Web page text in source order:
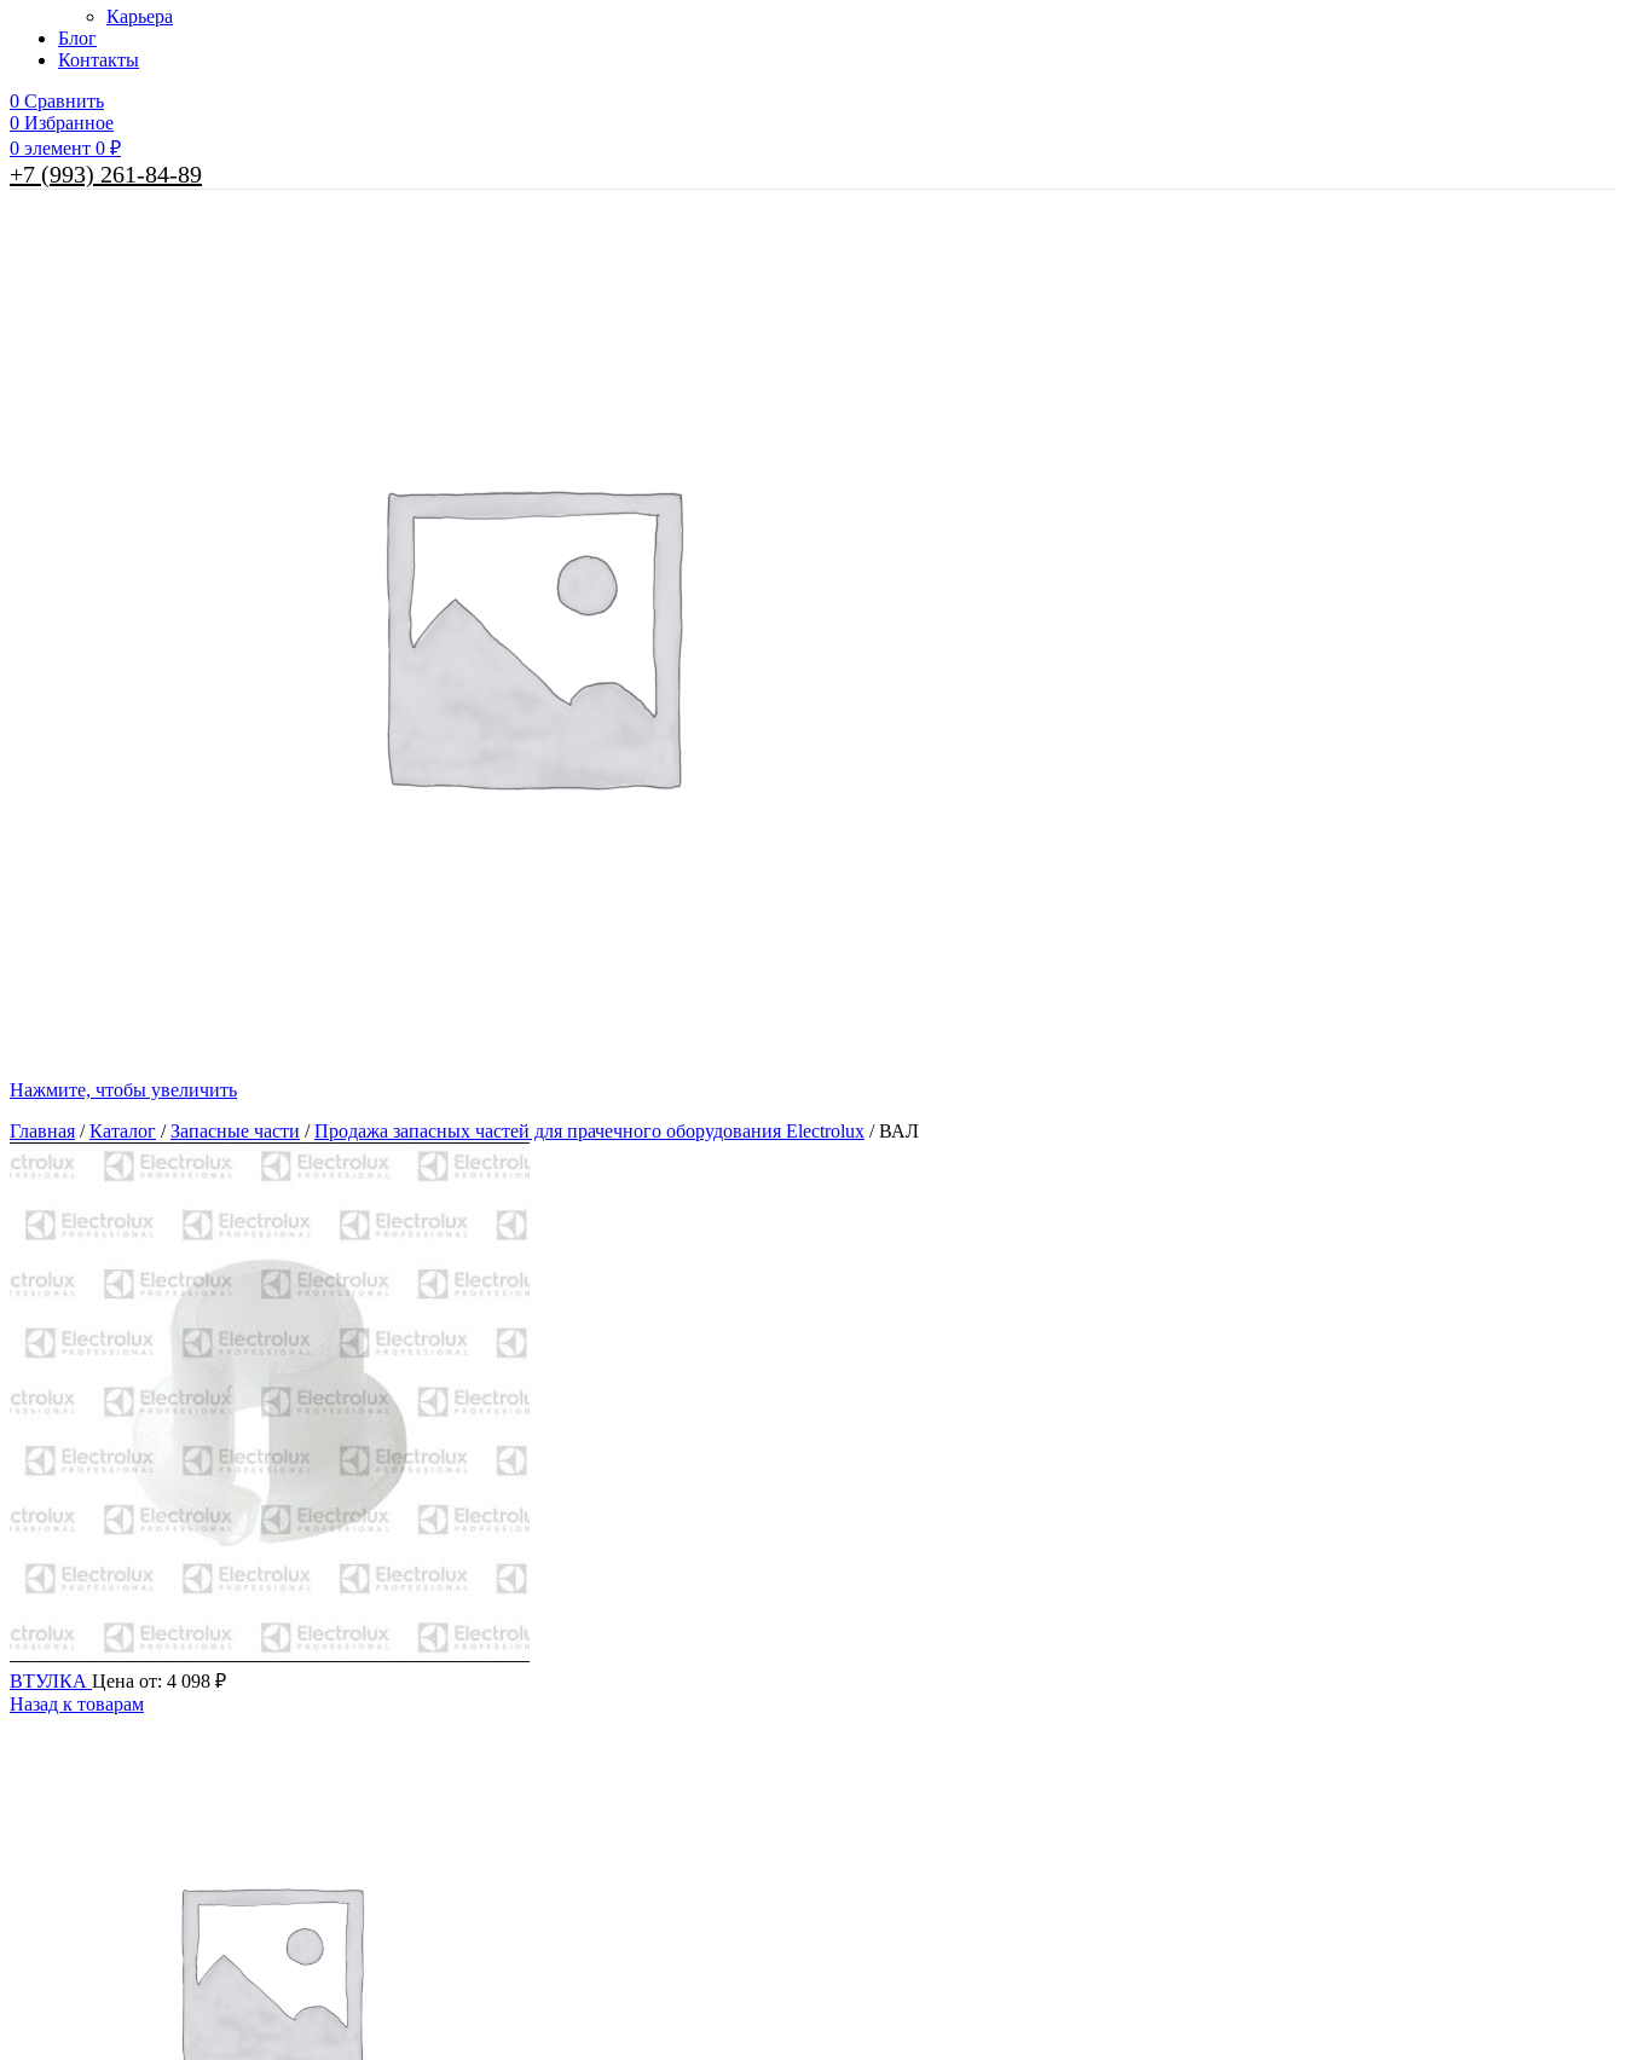
Карьера
Блог
Контакты
0 Сравнить
0 Избранное
0 элемент 0 ₽
+7 (993) 261-84-89
Нажмите, чтобы увеличить
Главная /Каталог /Запасные части /Продажа запасных частей для прачечного оборудования Electrolux /ВАЛ
ВТУЛКА Цена от: 4 098 ₽
Назад к товарам